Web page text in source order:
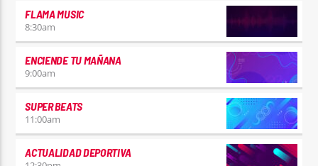
FLAMA MUSIC
8:30am
ENCIENDE TU MAÑANA
9:00am
SUPER BEATS
11:00am
ACTUALIDAD DEPORTIVA